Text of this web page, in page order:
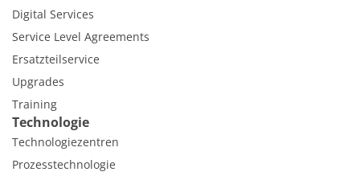
Digital Services
Service Level Agreements
Ersatzteilservice
Upgrades
Training
Technologie
Technologiezentren
Prozesstechnologie